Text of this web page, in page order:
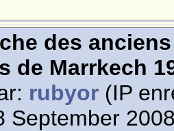
des
de Marrkech
rubyor (IP
September